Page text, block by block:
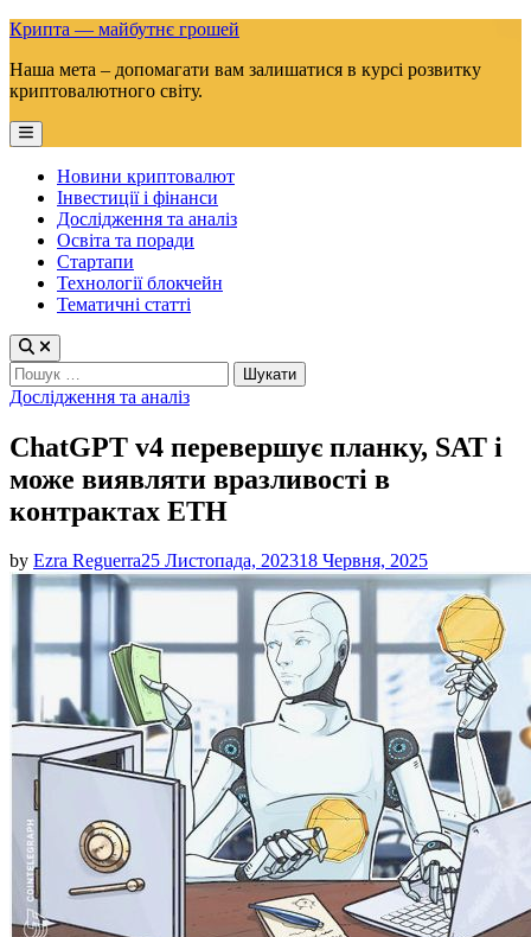
Skip
content
Крипта — майбутнє грошей
Наша мета – допомагати вам залишатися в курсі розвитку
криптовалютного світу.
Main
Menu
Новини криптовалют
Інвестиції і фінанси
Дослідження та аналіз
Освіта та поради
Стартапи
Технології блокчейн
Тематичні статті
Пошук:
Posted
Дослідження та аналіз
ChatGPT v4 перевершує планку, SAT і
може виявляти вразливості в
контрактах ETH
by Ezra Reguerra25 Листопада, 202318 Червня, 2025